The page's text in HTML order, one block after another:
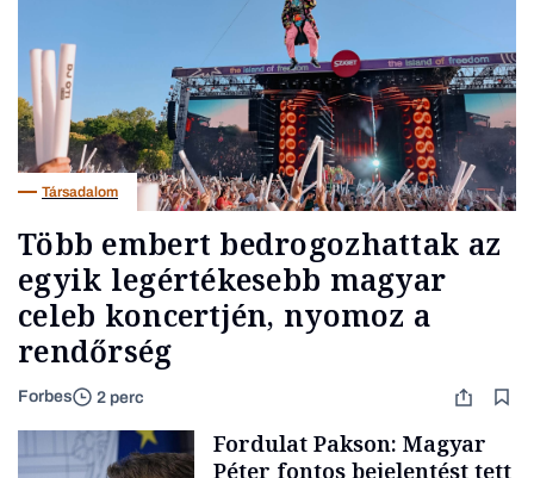
Társadalom
Több embert bedrogozhattak az
egyik legértékesebb magyar
celeb koncertjén, nyomoz a
rendőrség
Forbes 2 perc
Fordulat Pakson: Magyar
Péter fontos bejelentést tett